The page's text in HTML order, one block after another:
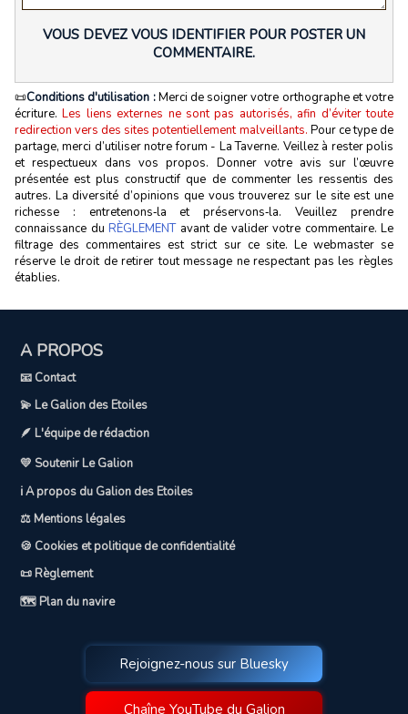
VOUS DEVEZ VOUS IDENTIFIER POUR POSTER UN
COMMENTAIRE.
📜Conditions d'utilisation :Merci de soigner votre orthographe et votre
écriture.Les liens externes ne sont pas autorisés, afin d’éviter toute
redirection vers des sites potentiellement malveillants. Pour ce type de
partage, merci d’utiliser notre forum - La Taverne. Veillez à rester polis
et respectueux dans vos propos. Donner votre avis sur l’œuvre
présentée est plus constructif que de commenter les ressentis des
autres. La diversité d’opinions que vous trouverez sur le site est une
richesse : entretenons‑la et préservons‑la. Veuillez prendre
connaissance du RÈGLEMENTavant de valider votre commentaire. Le
filtrage des commentaires est strict sur ce site. Le webmaster se
réserve le droit de retirer tout message ne respectant pas les règles
établies.
A PROPOS
📧 Contact
💫 Le Galion des Etoiles
🪶 L'équipe de rédaction
💛 Soutenir Le Galion
ℹ️ A propos du Galion des Etoiles
⚖️ Mentions légales
🍪 Cookies et politique de confidentialité
📜 Règlement
🗺️ Plan du navire
Rejoignez-nous sur Bluesky
Chaîne YouTube du Galion